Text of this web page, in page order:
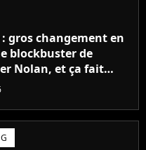
: gros changement en
blockbuster de
Nolan, et ça fait